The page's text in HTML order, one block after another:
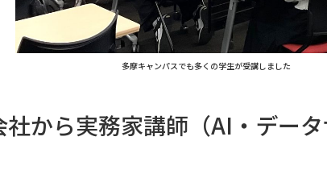
多摩キャンパスでも多くの学生が受講しました
から実務家講師（AI・デー